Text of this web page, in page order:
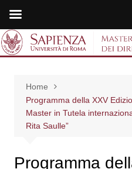
Salta
al
Home
Programma della XXV
Master in Tutela
Rita Saulle”
Programma